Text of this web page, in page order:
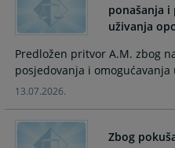
interact
the
calendar
and
select
to
the
a
ponašanja i
uživanja
Predložen pritvor A.M. zbog
posjedovanja i
13.07.2026.
Zbog